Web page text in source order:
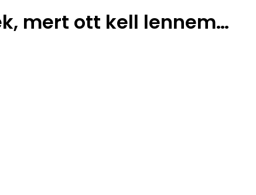
mert ott kell lennem…